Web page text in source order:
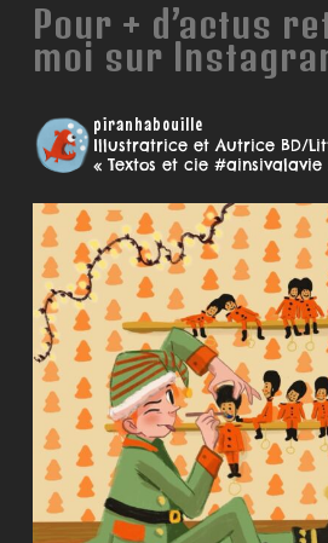
Pour + d’actus
moi sur
piranhabouille
Illustratrice et Autrice BD/
« Textos et cie #ainsivalavie